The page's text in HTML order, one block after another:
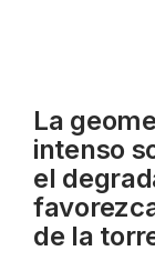
La
intenso
el
de la